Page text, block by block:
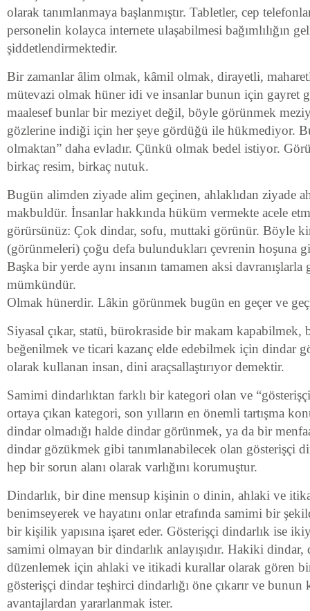
olarak tanımlanmaya başlanmıştır. Tabletler, cep
personelin kolayca internete ulaşabilmesi bağımlılığın
şiddetlendirmektedir.
Bir zamanlar âlim olmak, kâmil olmak, dirayetli,
mütevazi olmak hüner idi ve insanlar bunun için gayret
maalesef bunlar bir meziyet değil, böyle görünmek
gözlerine indiği için her şeye gördüğü ile hükmediyor.
olmaktan” daha evladır. Çünkü olmak bedel istiyor.
birkaç resim, birkaç nutuk.
Bugün alimden ziyade alim geçinen, ahlaklıdan ziyade
makbuldür. İnsanlar hakkında hüküm vermekte acele
görürsünüz: Çok dindar, sofu, muttaki görünür. Böyle
(görünmeleri) çoğu defa bulundukları çevrenin hoşuna
Başka bir yerde aynı insanın tamamen aksi davranışlarla
mümkündür.
Olmak hünerdir. Lâkin görünmek bugün en geçer ve
Siyasal çıkar, statü, bürokraside bir makam kapabilmek,
beğenilmek ve ticari kazanç elde edebilmek için dindar
olarak kullanan insan, dini araçsallaştırıyor demektir.
Samimi dindarlıktan farklı bir kategori olan ve
ortaya çıkan kategori, son yılların en önemli tartışma
dindar olmadığı halde dindar görünmek, ya da bir
dindar gözükmek gibi tanımlanabilecek olan gösterişçi
hep bir sorun alanı olarak varlığını korumuştur.
Dindarlık, bir dine mensup kişinin o dinin, ahlaki ve
benimseyerek ve hayatını onlar etrafında samimi bir
bir kişilik yapısına işaret eder. Gösterişçi dindarlık ise
samimi olmayan bir dindarlık anlayışıdır. Hakiki dindar,
düzenlemek için ahlaki ve itikadi kurallar olarak gören
gösterişçi dindar teşhirci dindarlığı öne çıkarır ve bunun
avantajlardan yararlanmak ister.